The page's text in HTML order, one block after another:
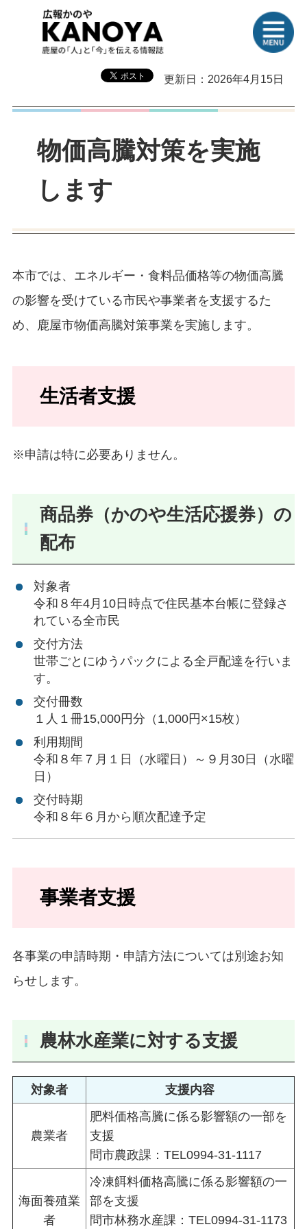
更新日：2026年4月15日
物価高騰対策を実施
します
本市では、エネルギー・食料品価格等の物価高騰
の影響を受けている市民や事業者を支援するた
め、鹿屋市物価高騰対策事業を実施します。
生活者支援
※申請は特に必要ありません。
商品券（かのや生活応援券）の
配布
対象者
令和８年4月10日時点で住民基本台帳に登録さ
れている全市民
交付方法
世帯ごとにゆうパックによる全戸配達を行いま
す。
交付冊数
１人１冊15,000円分（1,000円×15枚）
利用期間
令和８年７月１日（水曜日）～９月30日（水曜
日）
交付時期
令和８年６月から順次配達予定
事業者支援
各事業の申請時期・申請方法については別途お知
らせします。
農林水産業に対する支援
対象者 支援内容
農業者
肥料価格高騰に係る影響額の一部を
支援
問市農政課：TEL0994-31-1117
海面養殖業
者
冷凍餌料価格高騰に係る影響額の一
部を支援
問市林務水産課：TEL0994-31-1173